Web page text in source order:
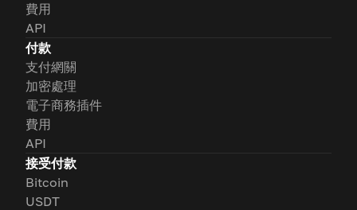
費用
API
付款
支付網關
加密處理
電子商務插件
費用
API
接受付款
Bitcoin
USDT